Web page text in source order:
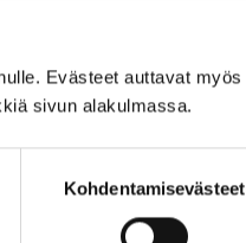
Evästeet auttavat myös
sivun alakulmassa.
Kohdentamisevästeet
Sopii kaiken